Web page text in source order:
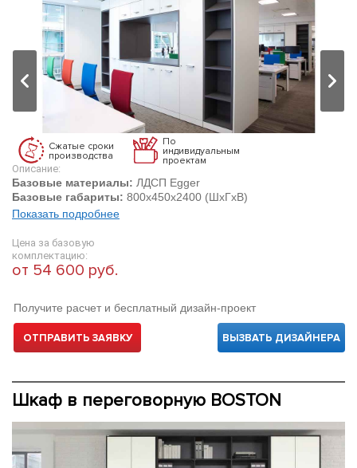
Сжатые сроки
производства
По
индивидуальным
проектам
Описание:
Базовые материалы: ЛДСП Egger
Базовые габариты: 800х450х2400 (ШхГхВ)
Показать подробнее
Цена за базовую
комплектацию:
от 54 600 руб.
Получите расчет и бесплатный дизайн-проект
ОТПРАВИТЬ ЗАЯВКУ ВЫЗВАТЬ ДИЗАЙНЕРА
Шкаф в переговорную BOSTON